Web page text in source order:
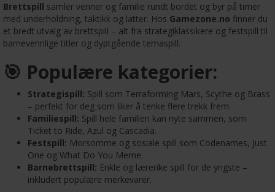
Brettspill samler venner og familie rundt bordet og byr på timer
med underholdning, taktikk og latter. Hos Gamezone.no finner du
et bredt utvalg av brettspill – alt fra strategiklassikere og festspill til
barnevennlige titler og dyptgående temaspill.
🎯 Populære kategorier:
Strategispill: Spill som Terraforming Mars, Scythe og Brass
– perfekt for deg som liker å tenke flere trekk frem.
Familiespill: Spill hele familien kan nyte sammen, som
Ticket to Ride, Azul og Cascadia.
Festspill: Morsomme og sosiale spill som Codenames, Just
One og What Do You Meme.
Barnebrettspill: Enkle og lærerike spill for de yngste –
inkludert populære merkevarer.